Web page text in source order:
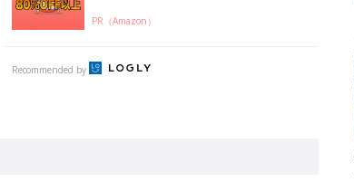
PR（Amazon）
Recommended by